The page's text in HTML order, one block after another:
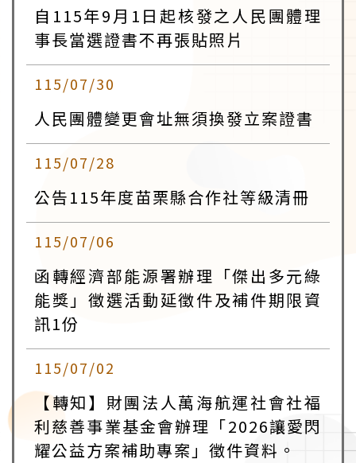
自115年9月1日起核發之人民團體理
事長當選證書不再張貼照片
115/07/30
人民團體變更會址無須換發立案證書
115/07/28
公告115年度苗栗縣合作社等級清冊
115/07/06
函轉經濟部能源署辦理「傑出多元綠
能獎」徵選活動延徵件及補件期限資
訊1份
115/07/02
【轉知】財團法人萬海航運社會社福
利慈善事業基金會辦理「2026讓愛閃
耀公益方案補助專案」徵件資料。